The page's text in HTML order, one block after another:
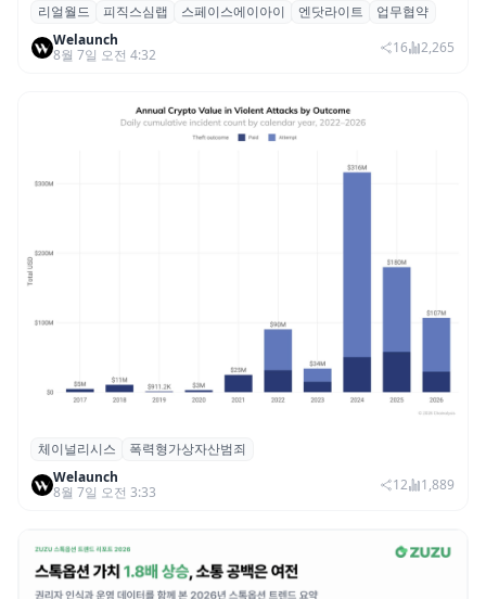
리얼월드, 로봇테크 스타트업 3곳과 손잡고
휴머노이드 표준 만든다
리얼월드 피직스심랩 스페이스에이아이 엔닷라이트
업무협약
Welaunch
8월 7일 오전 4:32
16 2,265
체이널리시스 “가상자산 보유자 대상 폭력
범죄 증가…상반기 탈취액 3000만 달러 돌파
체이널리시스
폭력형가상자산범죄
Welaunch
8월 7일 오전 3:33
12 1,889